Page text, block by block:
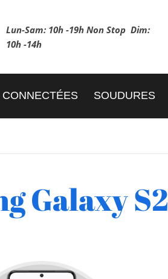
Lun-Sam: 10h -19h Non Stop Dim:
10h -14h
SOUDURES
Galaxy